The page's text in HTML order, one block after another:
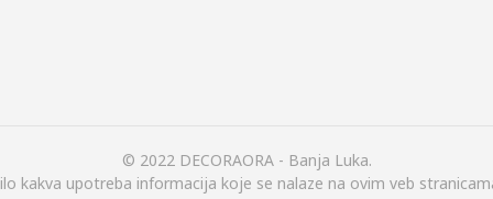
© 2022 DECORAORA - Banja Luka.
kakva upotreba informacija koje se nalaze na ovim veb